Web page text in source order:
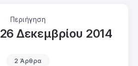
Περιήγηση
26 Δεκεμβρίου 2014
2 Άρθρα